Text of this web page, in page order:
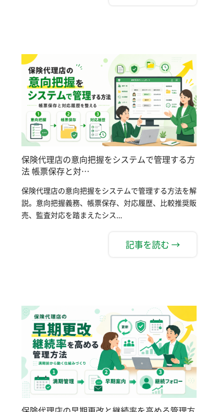
保険代理店の意向把握をシステムで管理する方
法 帳票保存と対…
保険代理店の意向把握をシステムで管理する方法を解
説。意向把握義務、帳票保存、対応履歴、比較推奨販
売、監査対応を踏まえたシス...
記事を読む →